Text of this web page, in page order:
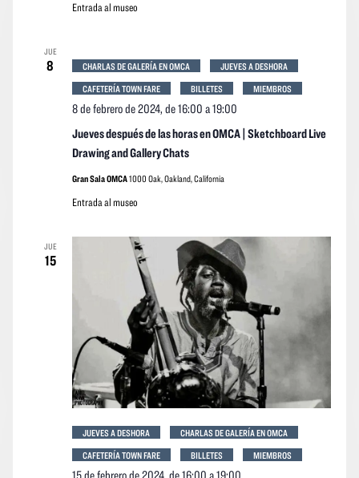
Entrada al museo
JUE
8
Jueves después de las horas en OMCA | Sketchboard Live
Drawing and Gallery Chats
8 de febrero de 2024, de 16:00 a19:00
CHARLAS DE GALERÍA EN OMCA
JUEVES A DESHORA
CAFETERÍA TOWN FARE
BILLETES MIEMBROS
Gran Sala OMCA1000 Oak, Oakland, California
Entrada al museo
JUE
15
15 de febrero de 2024, de 16:00 a19:00
JUEVES A DESHORA
CHARLAS DE GALERÍA EN OMCA
CAFETERÍA TOWN FARE
BILLETES MIEMBROS